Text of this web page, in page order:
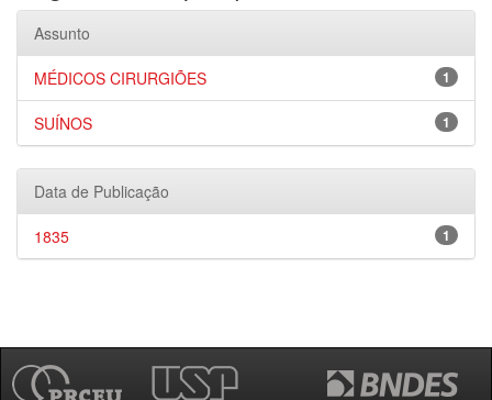
Assunto
1
MÉDICOS CIRURGIÕES
1
SUÍNOS
Data de Publicação
1
1835